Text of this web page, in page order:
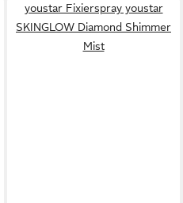
youstar Fixierspray youstar
SKINGLOW Diamond Shimmer
Mist